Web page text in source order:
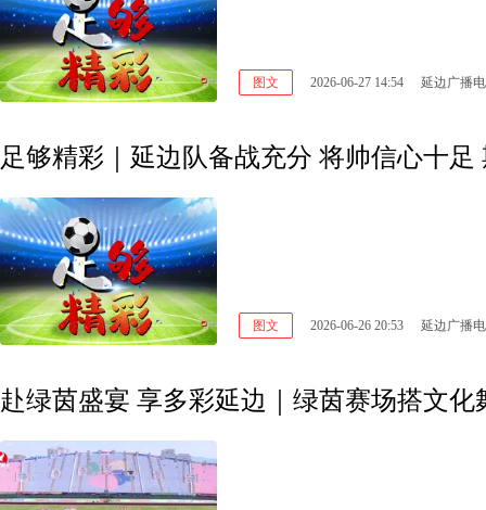
图文 2026-06-27 14:54 延边广播
足够精彩｜延边队备战充分 将帅信心十
图文 2026-06-26 20:53 延边广播
赴绿茵盛宴 享多彩延边｜绿茵赛场搭文化